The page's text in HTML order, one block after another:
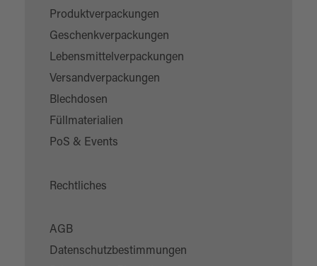
Produktverpackungen
Geschenkverpackungen
Lebensmittelverpackungen
Versandverpackungen
Blechdosen
Füllmaterialien
PoS & Events
Rechtliches
AGB
Datenschutzbestimmungen